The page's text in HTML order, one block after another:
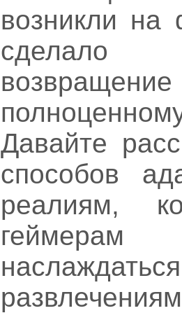
возникли на
Давайте
способов
реалиям,